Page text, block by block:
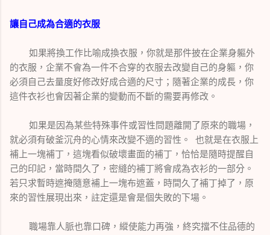
讓自己成為合適的衣服
如果將換工作比喻成換衣服，你就是那件披在企業身軀外
的衣服，企業不會為一件不合穿的衣服去改變自己的身軀，你
必須自己去量度好修改好成合適的尺寸；隨著企業的成長，你
這件衣衫也會因著企業的變動而不斷的需要再修改。
如果是因為某些特殊事件或習性問題離開了原來的職場，
就必須有破釜沉舟的心情來改變不適的習性。 也就是在衣服上
補上一塊補丁，這塊看似破壞畫面的補丁，恰恰是隨時提醒自
己的印記，當時間久了，密縫的補丁將會成為衣衫的一部分。
若只求暫時遮掩隨意補上一塊布遮蓋，時間久了補丁掉了，原
來的習性展現出來，註定還是會是個失敗的下場。
職場靠人脈也靠口碑，縱使能力再強，終究擋不住品德的